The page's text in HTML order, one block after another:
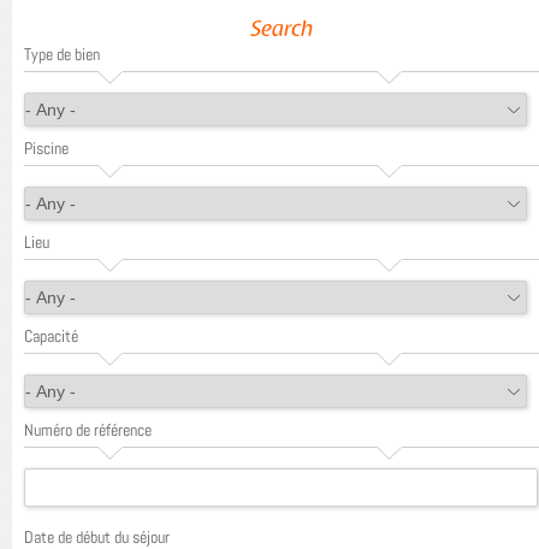
Search
Type de bien
Piscine
Lieu
Capacité
Numéro de référence
Date de début du séjour